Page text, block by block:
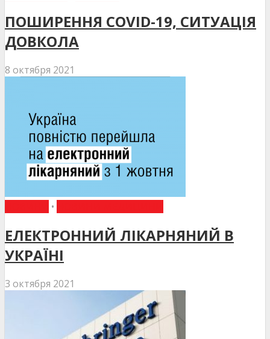
ПОШИРЕННЯ COVID-19, СИТУАЦІЯ
ДОВКОЛА
8 октября 2021
•
ЕЛЕКТРОННИЙ ЛІКАРНЯНИЙ В
УКРАЇНІ
3 октября 2021